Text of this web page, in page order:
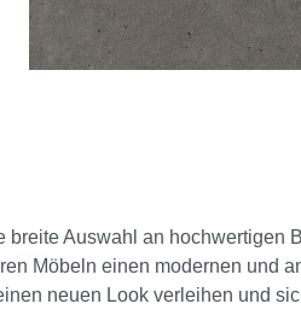
Möbeln einen modernen und
neuen Look verleihen und